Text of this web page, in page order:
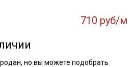
710 руб/м
но вы можете подобрать